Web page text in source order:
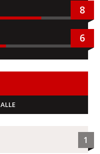
8
6
ALLE
1